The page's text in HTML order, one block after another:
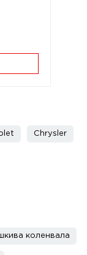
Chrysler
коленвала